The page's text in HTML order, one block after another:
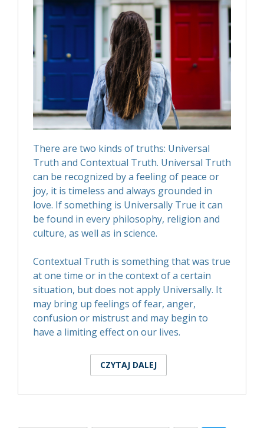
There are two kinds of truths: Universal
Truth and Contextual Truth. Universal Truth
can be recognized by a feeling of peace or
joy, it is timeless and always grounded in
love. If something is Universally True it can
be found in every philosophy, religion and
culture, as well as in science.
Contextual Truth is something that was true
at one time or in the context of a certain
situation, but does not apply Universally. It
may bring up feelings of fear, anger,
confusion or mistrust and may begin to
have a limiting effect on our lives.
CZYTAJ DALEJ